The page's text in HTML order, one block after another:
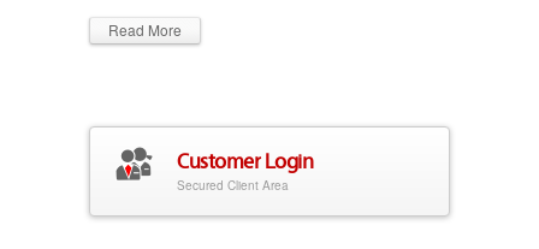
Read More
Customer Login
Secured Client Area